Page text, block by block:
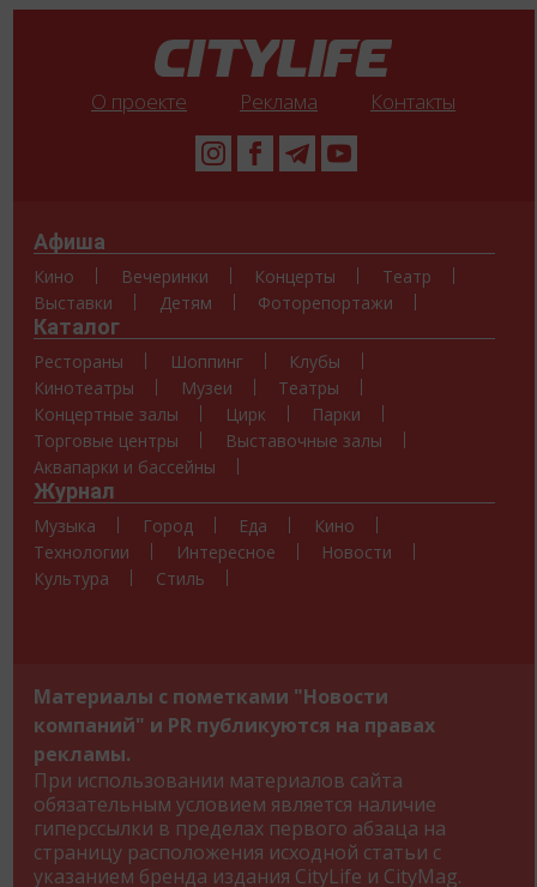
О проекте Реклама Контакты
Афиша
Кино Вечеринки Концерты
Театр
Выставки
Детям Фоторепортажи
Каталог
Рестораны Шоппинг
Клубы
Кинотеатры
Музеи
Театры
Концертные залы
Цирк
Парки
Торговые центры
Выставочные залы
Аквапарки и бассейны
Журнал
Музыка Город Еда
Кино
Технологии
Интересное
Новости
Культура
Стиль
Материалы с пометками "Новости
компаний" и PR публикуются на правах
рекламы.
При использовании материалов сайта
обязательным условием является наличие
гиперссылки в пределах первого абзаца на
страницу расположения исходной статьи с
указанием бренда издания CityLife и CityMag.